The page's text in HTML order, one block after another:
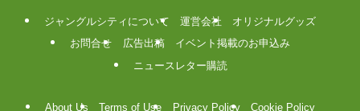
ジャングルシティについて 運営会社
オリジナルグッズ
お問合せ
広告出稿
イベント掲載のお申込み
ニュースレター購読
About Us Terms of Use Privacy Policy Cookie Policy